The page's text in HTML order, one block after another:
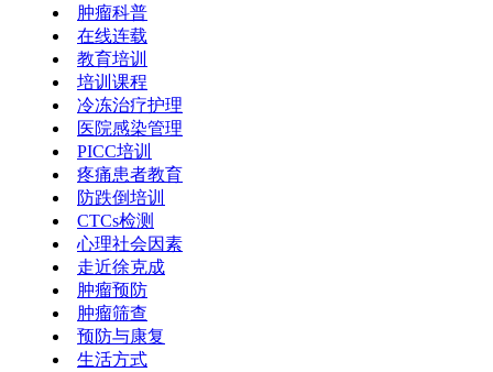
肿瘤科普
在线连载
教育培训
培训课程
冷冻治疗护理
医院感染管理
PICC培训
疼痛患者教育
防跌倒培训
CTCs检测
心理社会因素
走近徐克成
肿瘤预防
肿瘤筛查
预防与康复
生活方式